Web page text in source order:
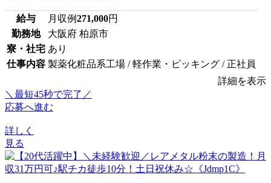
給与 月収例271,000円
勤務地
大阪府 柏原市
寮・社宅 あり
仕事内容 製薬化粧品系工場 / 軽作業・ピッキング / 正社員
詳細を表示
＼最短45秒で完了／
応募へ進む
詳しく
見る